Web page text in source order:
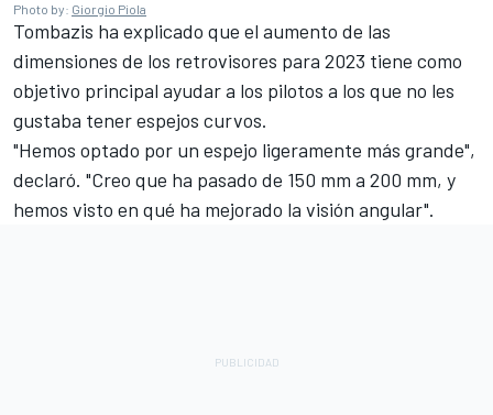
Photo by: Giorgio Piola
Tombazis ha explicado que el aumento de las
dimensiones de los retrovisores para 2023 tiene como
objetivo principal ayudar a los pilotos a los que no les
gustaba tener espejos curvos.
"Hemos optado por un espejo ligeramente más grande",
declaró. "Creo que ha pasado de 150 mm a 200 mm, y
hemos visto en qué ha mejorado la visión angular".